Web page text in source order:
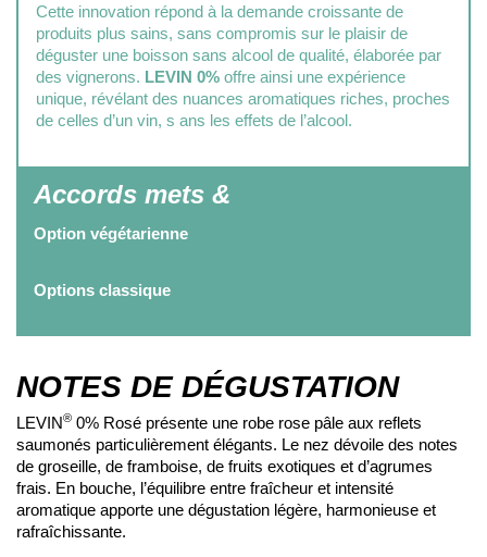
Cette innovation répond à la demande croissante de
produits plus sains, sans compromis sur le plaisir de
déguster une boisson sans alcool de qualité, élaborée par
des vignerons. LEVIN 0% offre ainsi une expérience
unique, révélant des nuances aromatiques riches, proches
de celles d’un vin, s ans les effets de l’alcool.
Accords mets &
Option végétarienne
Options classique
NOTES DE DÉGUSTATION
LEVIN® 0% Rosé présente une robe rose pâle aux reflets
saumonés particulièrement élégants. Le nez dévoile des notes
de groseille, de framboise, de fruits exotiques et d’agrumes
frais. En bouche, l’équilibre entre fraîcheur et intensité
aromatique apporte une dégustation légère, harmonieuse et
rafraîchissante.